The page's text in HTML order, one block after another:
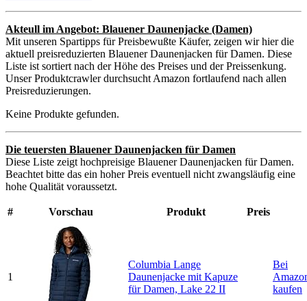
Akteull im Angebot: Blauener Daunenjacke (Damen)
Mit unseren Spartipps für Preisbewußte Käufer, zeigen wir hier die
aktuell preisreduzierten Blauener Daunenjacken für Damen. Diese
Liste ist sortiert nach der Höhe des Preises und der Preissenkung.
Unser Produktcrawler durchsucht Amazon fortlaufend nach allen
Preisreduzierungen.
Keine Produkte gefunden.
Die teuersten Blauener Daunenjacken für Damen
Diese Liste zeigt hochpreisige Blauener Daunenjacken für Damen.
Beachtet bitte das ein hoher Preis eventuell nicht zwangsläufig eine
hohe Qualität voraussetzt.
# Vorschau Produkt Preis
1
Columbia Lange
Daunenjacke mit Kapuze
für Damen, Lake 22 II
Bei
kaufen